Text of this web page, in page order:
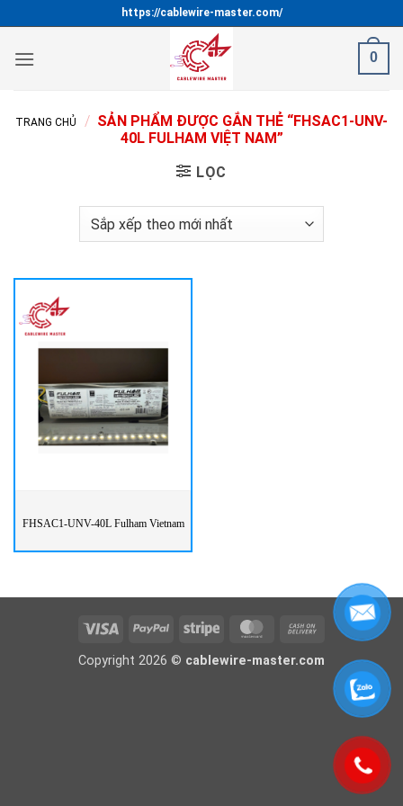
qua
nội
https://cablewire-master.com/
0
TRANG CHỦ / SẢN PHẨM ĐƯỢC GẮN THẺ “FHSAC1-UNV-
40L FULHAM VIỆT NAM”
LỌC
FHSAC1-UNV-40L Fulham Vietnam
Visa PayPal Stripe MasterCardCash
Delivery
Copyright 2026 © cablewire-master.com